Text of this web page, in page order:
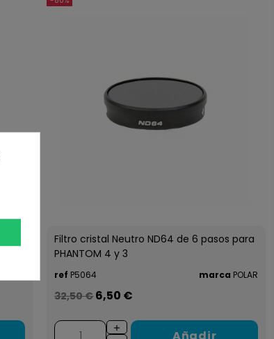
Filtro cristal Neutro ND64 de 6 pasos para
PHANTOM 4 y 3
ref P5064 marca POLAR
32,50 € 6,50 €
Añadir